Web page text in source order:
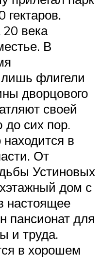
века
В
флигели
дворцового
своей
до сих пор.
в
От
Устиновых
дом с
настоящее
пансионат для
и труда.
в хорошем